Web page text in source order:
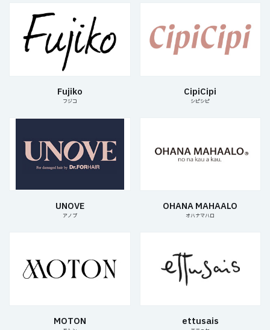
Fujiko
フジコ
CipiCipi
シピシピ
UNOVE
アノブ
OHANA MAHAALO
オハナマハロ
MOTON ettusais